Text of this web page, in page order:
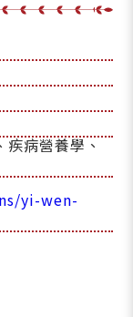
疾病營養學、
yi-wen-